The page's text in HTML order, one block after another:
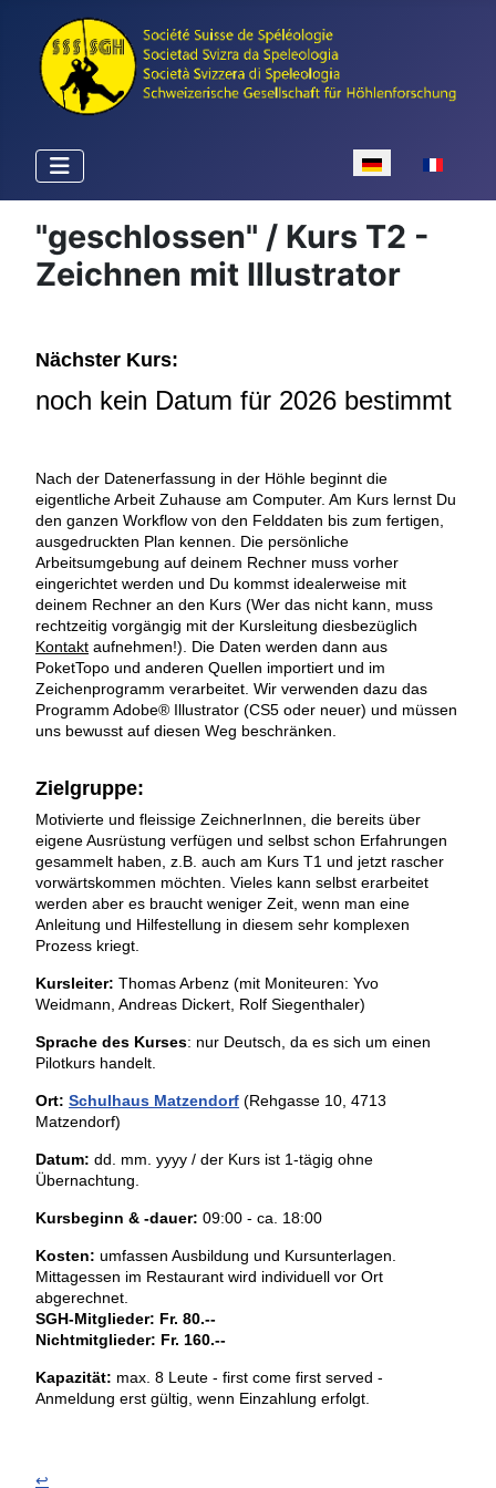
Sprache
"geschlossen" / Kurs T2 -
Zeichnen mit Illustrator
Nächster Kurs:
noch kein Datum für 2026 bestimmt
Nach der Datenerfassung in der Höhle beginnt die
eigentliche Arbeit Zuhause am Computer. Am Kurs lernst Du
den ganzen Workflow von den Felddaten bis zum fertigen,
ausgedruckten Plan kennen. Die persönliche
Arbeitsumgebung auf deinem Rechner muss vorher
eingerichtet werden und Du kommst idealerweise mit
deinem Rechner an den Kurs (Wer das nicht kann, muss
rechtzeitig vorgängig mit der Kursleitung diesbezüglich
Kontakt aufnehmen!). Die Daten werden dann aus
PoketTopo und anderen Quellen importiert und im
Zeichenprogramm verarbeitet. Wir verwenden dazu das
Programm Adobe® Illustrator (CS5 oder neuer) und müssen
uns bewusst auf diesen Weg beschränken.
Zielgruppe:
Motivierte und fleissige ZeichnerInnen, die bereits über
eigene Ausrüstung verfügen und selbst schon Erfahrungen
gesammelt haben, z.B. auch am Kurs T1 und jetzt rascher
vorwärtskommen möchten. Vieles kann selbst erarbeitet
werden aber es braucht weniger Zeit, wenn man eine
Anleitung und Hilfestellung in diesem sehr komplexen
Prozess kriegt.
Kursleiter: Thomas Arbenz (mit Moniteuren: Yvo
Weidmann, Andreas Dickert, Rolf Siegenthaler)
Sprache des Kurses: nur Deutsch, da es sich um einen
Pilotkurs handelt.
Ort: Schulhaus Matzendorf (Rehgasse 10, 4713
Matzendorf)
Datum: dd. mm. yyyy / der Kurs ist 1-tägig ohne
Übernachtung.
Kursbeginn & -dauer: 09:00 - ca. 18:00
Kosten: umfassen Ausbildung und Kursunterlagen.
Mittagessen im Restaurant wird individuell vor Ort
abgerechnet.
SGH-Mitglieder: Fr. 80.--
Nichtmitglieder: Fr. 160.--
Kapazität: max. 8 Leute - first come first served -
Anmeldung erst gültig, wenn Einzahlung erfolgt.
↩